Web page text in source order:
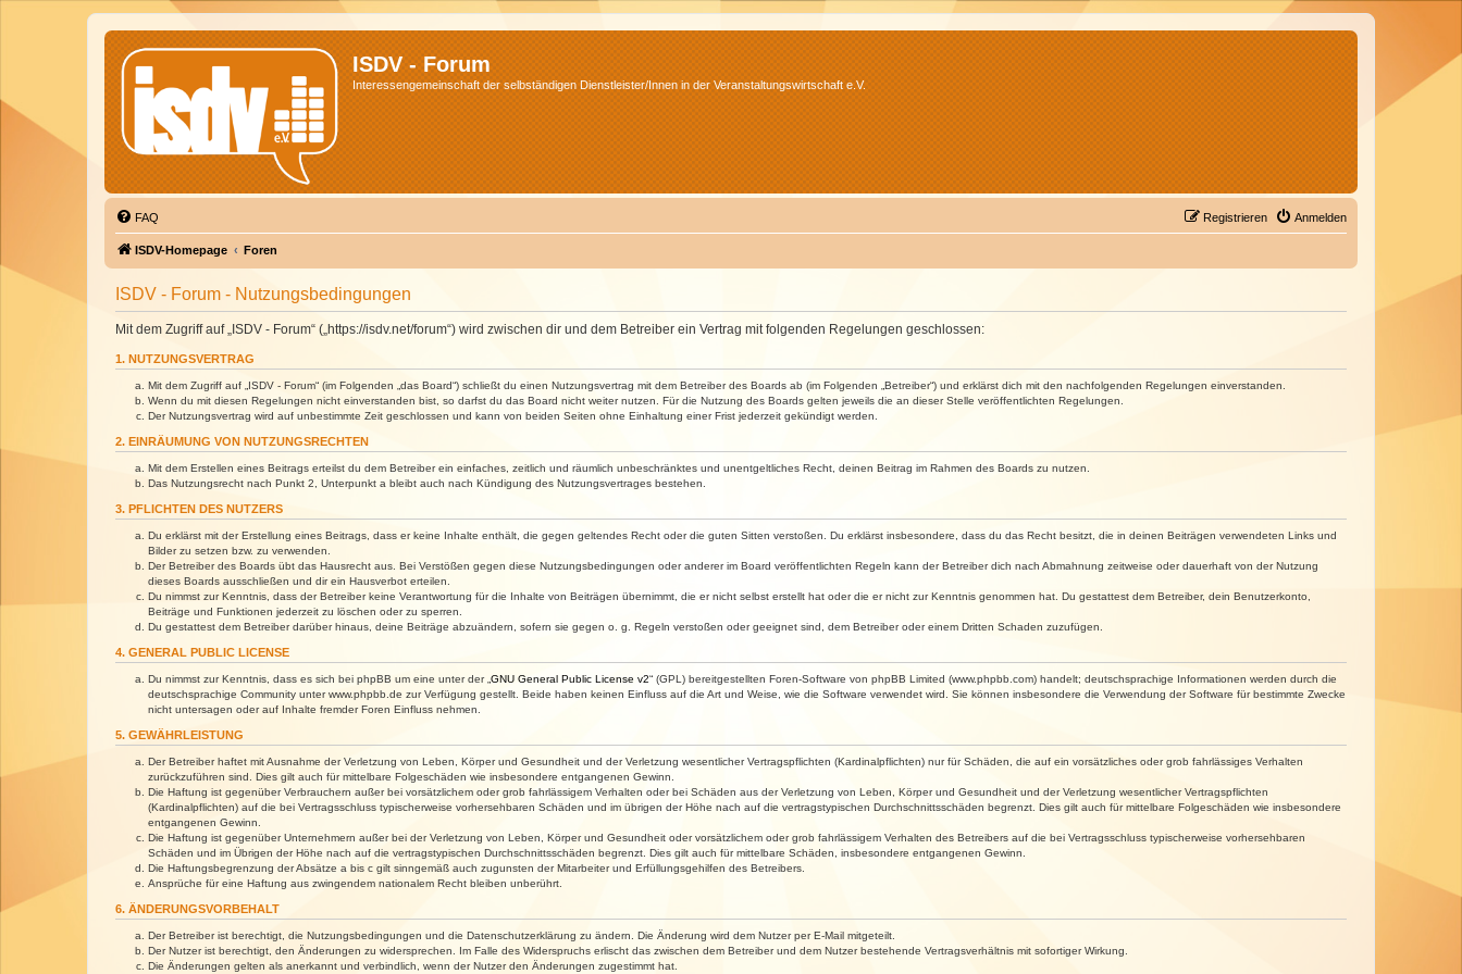
ISDV - Forum
Interessengemeinschaft der selbständigen Dienstleister/Innen in der Veranstaltungswirtschaft e.V.
FAQ Anmelden
Registrieren
ISDV-Homepage Foren
ISDV - Forum - Nutzungsbedingungen
Mit dem Zugriff auf „ISDV - Forum“ („https://isdv.net/forum“) wird zwischen dir und dem Betreiber ein Vertrag mit folgenden Regelungen geschlossen:
1. NUTZUNGSVERTRAG
Mit dem Zugriff auf „ISDV - Forum“ (im Folgenden „das Board“) schließt du einen Nutzungsvertrag mit dem Betreiber des Boards ab (im Folgenden „Betreiber“) und erklärst dich mit den nachfolgenden Regelungen einverstanden.
Wenn du mit diesen Regelungen nicht einverstanden bist, so darfst du das Board nicht weiter nutzen. Für die Nutzung des Boards gelten jeweils die an dieser Stelle veröffentlichten Regelungen.
Der Nutzungsvertrag wird auf unbestimmte Zeit geschlossen und kann von beiden Seiten ohne Einhaltung einer Frist jederzeit gekündigt werden.
2. EINRÄUMUNG VON NUTZUNGSRECHTEN
Mit dem Erstellen eines Beitrags erteilst du dem Betreiber ein einfaches, zeitlich und räumlich unbeschränktes und unentgeltliches Recht, deinen Beitrag im Rahmen des Boards zu nutzen.
Das Nutzungsrecht nach Punkt 2, Unterpunkt a bleibt auch nach Kündigung des Nutzungsvertrages bestehen.
3. PFLICHTEN DES NUTZERS
Du erklärst mit der Erstellung eines Beitrags, dass er keine Inhalte enthält, die gegen geltendes Recht oder die guten Sitten verstoßen. Du erklärst insbesondere, dass du das Recht besitzt, die in deinen Beiträgen verwendeten Links und
Bilder zu setzen bzw. zu verwenden.
Der Betreiber des Boards übt das Hausrecht aus. Bei Verstößen gegen diese Nutzungsbedingungen oder anderer im Board veröffentlichten Regeln kann der Betreiber dich nach Abmahnung zeitweise oder dauerhaft von der Nutzung
dieses Boards ausschließen und dir ein Hausverbot erteilen.
Du nimmst zur Kenntnis, dass der Betreiber keine Verantwortung für die Inhalte von Beiträgen übernimmt, die er nicht selbst erstellt hat oder die er nicht zur Kenntnis genommen hat. Du gestattest dem Betreiber, dein Benutzerkonto,
Beiträge und Funktionen jederzeit zu löschen oder zu sperren.
Du gestattest dem Betreiber darüber hinaus, deine Beiträge abzuändern, sofern sie gegen o. g. Regeln verstoßen oder geeignet sind, dem Betreiber oder einem Dritten Schaden zuzufügen.
4. GENERAL PUBLIC LICENSE
Du nimmst zur Kenntnis, dass es sich bei phpBB um eine unter der „ GNU General Public License v2“ (GPL) bereitgestellten Foren-Software von phpBB Limited (www.phpbb.com) handelt; deutschsprachige Informationen werden durch die
deutschsprachige Community unter www.phpbb.de zur Verfügung gestellt. Beide haben keinen Einfluss auf die Art und Weise, wie die Software verwendet wird. Sie können insbesondere die Verwendung der Software für bestimmte Zwecke
nicht untersagen oder auf Inhalte fremder Foren Einfluss nehmen.
5. GEWÄHRLEISTUNG
Der Betreiber haftet mit Ausnahme der Verletzung von Leben, Körper und Gesundheit und der Verletzung wesentlicher Vertragspflichten (Kardinalpflichten) nur für Schäden, die auf ein vorsätzliches oder grob fahrlässiges Verhalten
zurückzuführen sind. Dies gilt auch für mittelbare Folgeschäden wie insbesondere entgangenen Gewinn.
Die Haftung ist gegenüber Verbrauchern außer bei vorsätzlichem oder grob fahrlässigem Verhalten oder bei Schäden aus der Verletzung von Leben, Körper und Gesundheit und der Verletzung wesentlicher Vertragspflichten
(Kardinalpflichten) auf die bei Vertragsschluss typischerweise vorhersehbaren Schäden und im übrigen der Höhe nach auf die vertragstypischen Durchschnittsschäden begrenzt. Dies gilt auch für mittelbare Folgeschäden wie insbesondere
entgangenen Gewinn.
Die Haftung ist gegenüber Unternehmern außer bei der Verletzung von Leben, Körper und Gesundheit oder vorsätzlichem oder grob fahrlässigem Verhalten des Betreibers auf die bei Vertragsschluss typischerweise vorhersehbaren
Schäden und im Übrigen der Höhe nach auf die vertragstypischen Durchschnittsschäden begrenzt. Dies gilt auch für mittelbare Schäden, insbesondere entgangenen Gewinn.
Die Haftungsbegrenzung der Absätze a bis c gilt sinngemäß auch zugunsten der Mitarbeiter und Erfüllungsgehilfen des Betreibers.
Ansprüche für eine Haftung aus zwingendem nationalem Recht bleiben unberührt.
6. ÄNDERUNGSVORBEHALT
Der Betreiber ist berechtigt, die Nutzungsbedingungen und die Datenschutzerklärung zu ändern. Die Änderung wird dem Nutzer per E-Mail mitgeteilt.
Der Nutzer ist berechtigt, den Änderungen zu widersprechen. Im Falle des Widerspruchs erlischt das zwischen dem Betreiber und dem Nutzer bestehende Vertragsverhältnis mit sofortiger Wirkung.
Die Änderungen gelten als anerkannt und verbindlich, wenn der Nutzer den Änderungen zugestimmt hat.